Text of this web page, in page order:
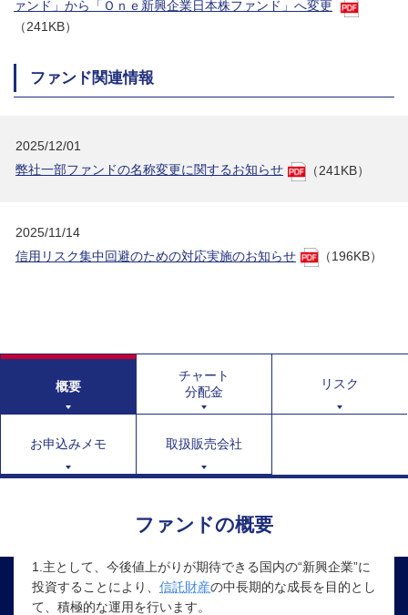
ァンド」から「Ｏｎｅ新興企業日本株ファンド」へ変更
（241KB）
ファンド関連情報
2025/12/01
弊社一部ファンドの名称変更に関するお知らせ
（241KB）
2025/11/14
信用リスク集中回避のための対応実施のお知らせ
（196KB）
概要
チャート
分配金
リスク
お申込みメモ 取扱販売会社
ファンドの概要
1.主として、今後値上がりが期待できる国内の“新興企業”に
投資することにより、 信託財産の中長期的な成長を目的とし
て、積極的な運用を行います。